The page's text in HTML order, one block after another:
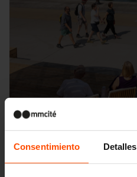
Consentimiento Detalles